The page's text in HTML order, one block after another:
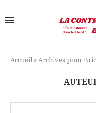
Accueil»Archives pour